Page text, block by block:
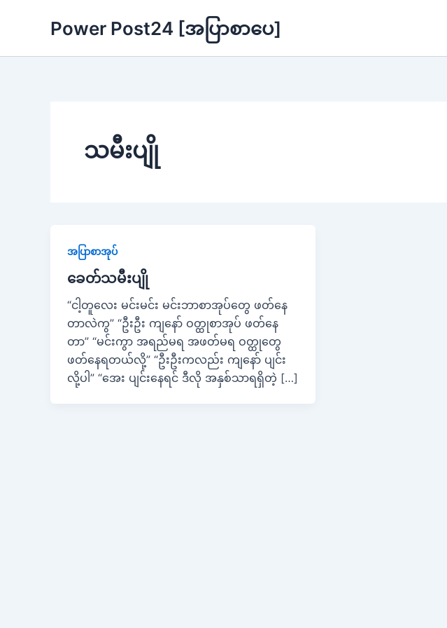
Power Post24 [အပြာစာပေ]
သမီးပျို
အပြာစာအုပ်
ခေတ်သမီးပျို
“ငါ့တူလေး မင်းမင်း မင်းဘာစာအုပ်တွေ ဖတ်နေ
တာလဲကွ” “ဦးဦး ကျနော် ဝတ္ထုစာအုပ် ဖတ်နေ
တာ” “မင်းကွာ အရည်မရ အဖတ်မရ ဝတ္ထုတွေ
ဖတ်နေရတယ်လို့” “ဦးဦးကလည်း ကျနော် ပျင်း
လို့ပါ” “အေး ပျင်းနေရင် ဒီလို အနှစ်သာရရှိတဲ့ […]